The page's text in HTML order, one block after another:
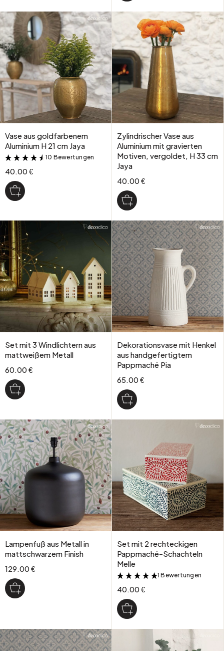
Vase aus goldfarbenem
Aluminium H 21 cm Jaya
&
10 Bewertungen
40.00 €
Zylindrischer Vase aus
Aluminium mit gravierten
Motiven, vergoldet, H 33 cm
Jaya
40.00 €
Set mit 3 Windlichtern aus
mattweißem Metall
60.00 €
Dekorationsvase mit Henkel
aus handgefertigtem
Pappmaché Pia
65.00 €
Lampenfuß aus Metall in
mattschwarzem Finish
129.00 €
Set mit 2 rechteckigen
Pappmaché-Schachteln
Melle
&
1 Bewertungen
40.00 €